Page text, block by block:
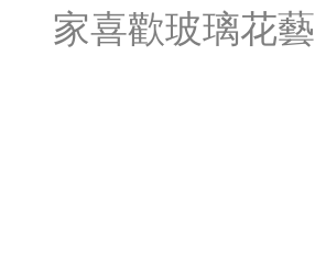
家喜歡玻璃花